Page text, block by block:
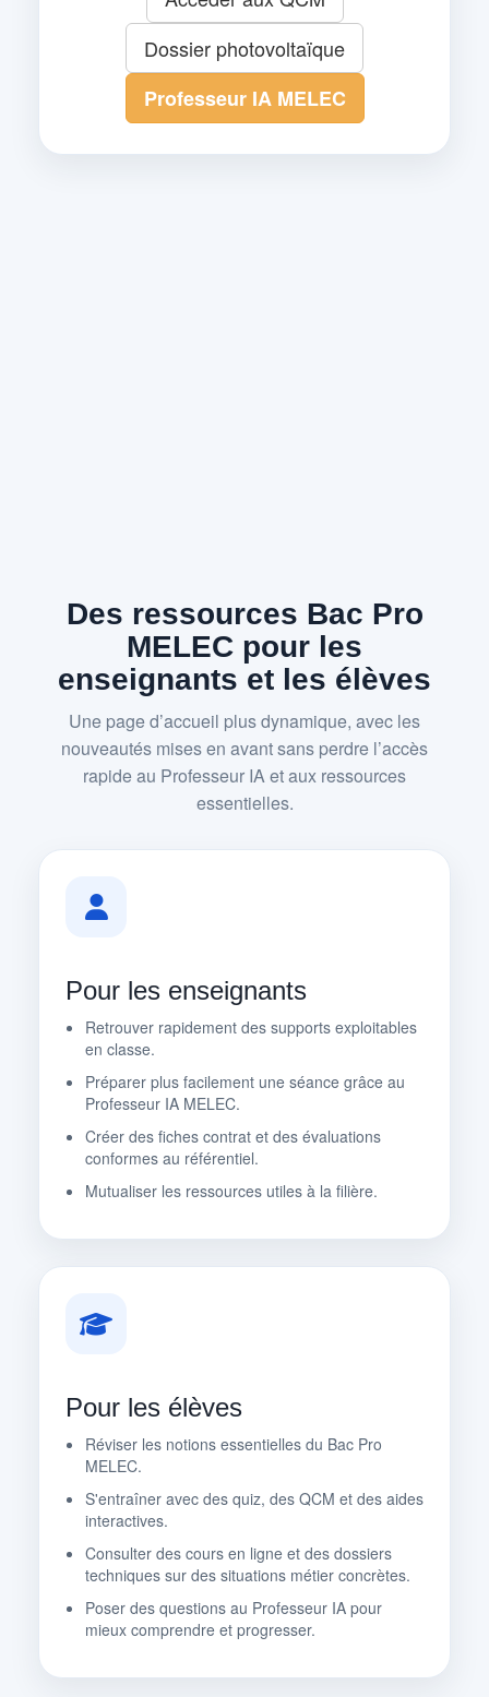
Dossier photovoltaïque
Professeur IA MELEC
Des ressources Bac Pro
MELEC pour les
enseignants et les élèves
Une page d’accueil plus dynamique, avec les
nouveautés mises en avant sans perdre l’accès
rapide au Professeur IA et aux ressources
essentielles.
Pour les enseignants
Retrouver rapidement des supports exploitables
en classe.
Préparer plus facilement une séance grâce au
Professeur IA MELEC.
Créer des fiches contrat et des évaluations
conformes au référentiel.
Mutualiser les ressources utiles à la filière.
Pour les élèves
Réviser les notions essentielles du Bac Pro
MELEC.
S'entraîner avec des quiz, des QCM et des aides
interactives.
Consulter des cours en ligne et des dossiers
techniques sur des situations métier concrètes.
Poser des questions au Professeur IA pour
mieux comprendre et progresser.